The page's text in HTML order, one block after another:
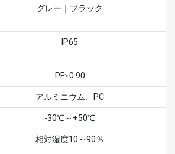
グレー｜ブラック
IP65
PF≥0.90
アルミニウム、PC
-30℃～+50℃
相対湿度10～90％